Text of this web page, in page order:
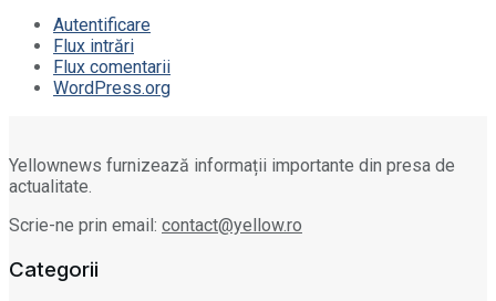
Autentificare
Flux intrări
Flux comentarii
WordPress.org
Yellownews furnizează informații importante din presa de
actualitate.
Scrie-ne prin email: contact@yellow.ro
Categorii